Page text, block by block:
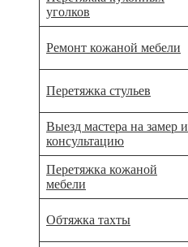
уголков
Ремонт кожаной мебели
Перетяжка стульев
Выезд мастера на замер и
консультацию
Перетяжка кожаной
мебели
Обтяжка тахты